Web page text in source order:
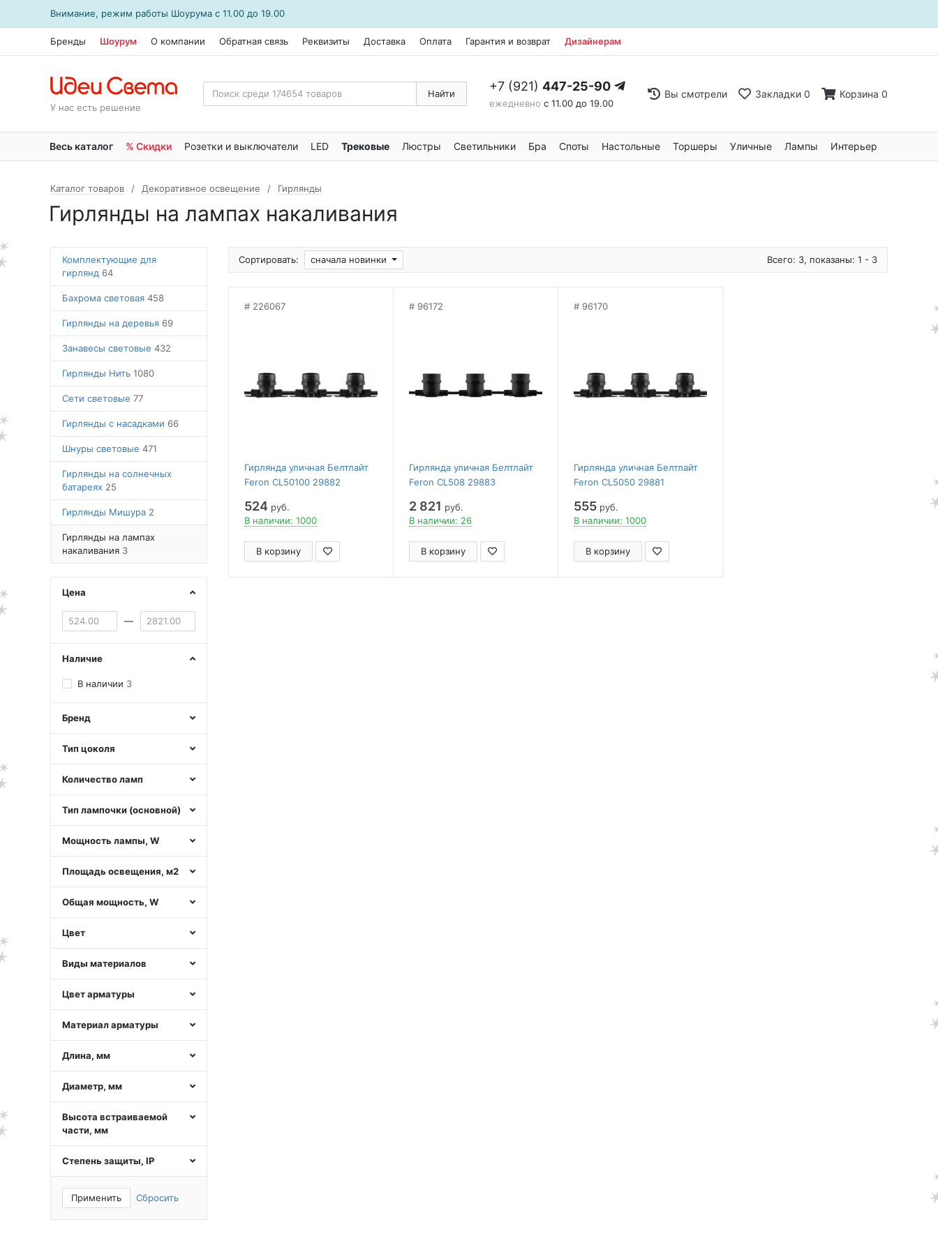
Внимание, режим работы Шоурума с 11.00 до 19.00
Бренды Шоурум О компании Обратная связь Реквизиты Доставка Оплата Гарантия и возврат Дизайнерам
У нас есть решение
Найти +7 (921) 447-25-90
ежедневно с 11.00 до 19.00
Вы смотрели Закладки 0 Корзина 0
Весь каталог % Скидки Розетки и выключатели LED Трековые Люстры Светильники Бра Споты Настольные Торшеры Уличные Лампы Интерьер
Каталог товаров Декоративное освещение Гирлянды
Гирлянды на лампах накаливания
Комплектующие для
гирлянд 64
Бахрома световая 458
Гирлянды на деревья 69
Занавесы световые 432
Гирлянды Нить 1080
Сети световые 77
Гирлянды с насадками 66
Шнуры световые 471
Гирлянды на солнечных
батареях 25
Гирлянды Мишура 2
Гирлянды на лампах
накаливания 3
Цена
—
Наличие
В наличии 3
Бренд
Тип цоколя
Количество ламп
Тип лампочки (основной)
Мощность лампы, W
Площадь освещения, м2
Общая мощность, W
Цвет
Виды материалов
Цвет арматуры
Материал арматуры
Длина, мм
Диаметр, мм
Высота встраиваемой
части, мм
Степень защиты, IP
Применить Сбросить
Сортировать: сначала новинки Всего: 3, показаны: 1 - 3
226067
Гирлянда уличная Белтлайт
Feron CL50100 29882
524 руб.
В наличии: 1000
В корзину
96172
Гирлянда уличная Белтлайт
Feron CL508 29883
2 821 руб.
В наличии: 26
В корзину
96170
Гирлянда уличная Белтлайт
Feron CL5050 29881
555 руб.
В наличии: 1000
В корзину